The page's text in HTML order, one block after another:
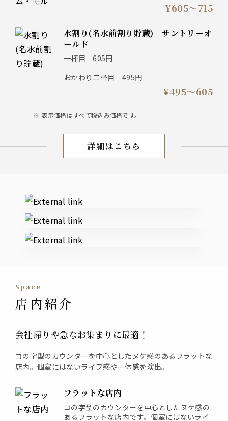
¥605〜715
水割り(名水前割り貯蔵) サントリーオ
ールド
一杯目 605円
おかわり二杯目 495円
¥495〜605
表示価格はすべて税込み価格です。
お飲み物
詳細はこちら
External links
space
店内紹介
会社帰りや急なお集まりに最適！
コの字型のカウンターを中心としたヌケ感のあるフラットな
店内。個室にはないライブ感や一体感を演出。
フラットな店内
コの字型のカウンターを中心としたヌケ感の
あるフラットな店内です。個室にはないライ